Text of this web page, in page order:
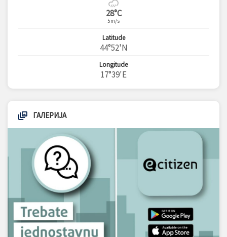
28°C
5m/s
Latitude
44°52'N
Longitude
17°39'E
ГАЛЕРИЈА